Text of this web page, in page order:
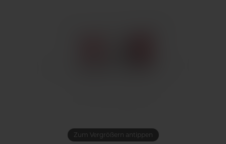
Zum Vergrößern antippen